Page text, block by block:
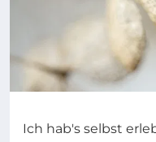
Ich hab's selbst